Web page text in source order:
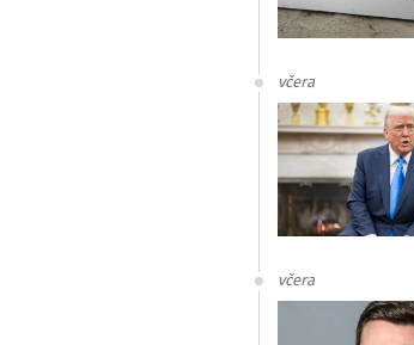
včera
včera